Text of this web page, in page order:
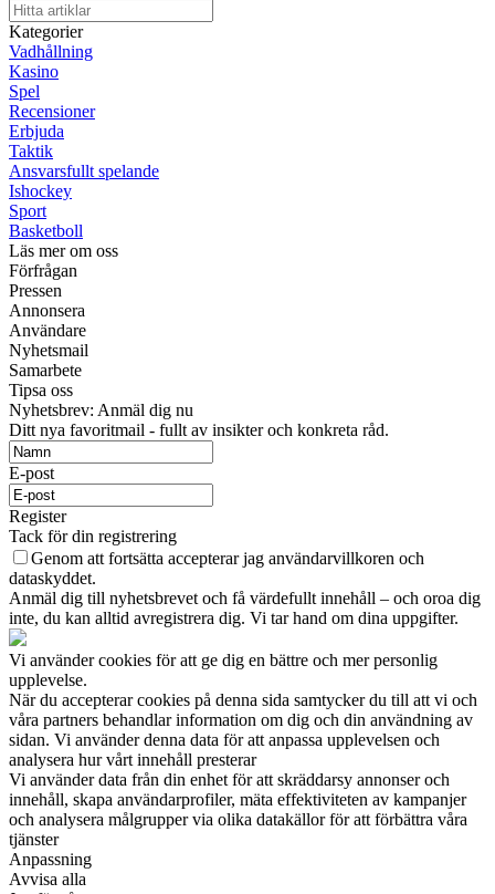
Kategorier
Vadhållning
Kasino
Spel
Recensioner
Erbjuda
Taktik
Ansvarsfullt spelande
Ishockey
Sport
Basketboll
Läs mer om oss
Förfrågan
Pressen
Annonsera
Användare
Nyhetsmail
Samarbete
Tipsa oss
Nyhetsbrev: Anmäl dig nu
Ditt nya favoritmail - fullt av insikter och konkreta råd.
E-post
Register
Tack för din registrering
Genom att fortsätta accepterar jag användarvillkoren och
dataskyddet.
Anmäl dig till nyhetsbrevet och få värdefullt innehåll – och oroa dig
inte, du kan alltid avregistrera dig. Vi tar hand om dina uppgifter.
Vi använder cookies för att ge dig en bättre och mer personlig
upplevelse.
När du accepterar cookies på denna sida samtycker du till att vi och
våra partners behandlar information om dig och din användning av
sidan. Vi använder denna data för att anpassa upplevelsen och
analysera hur vårt innehåll presterar
Vi använder data från din enhet för att skräddarsy annonser och
innehåll, skapa användarprofiler, mäta effektiviteten av kampanjer
och analysera målgrupper via olika datakällor för att förbättra våra
tjänster
Anpassning
Avvisa alla